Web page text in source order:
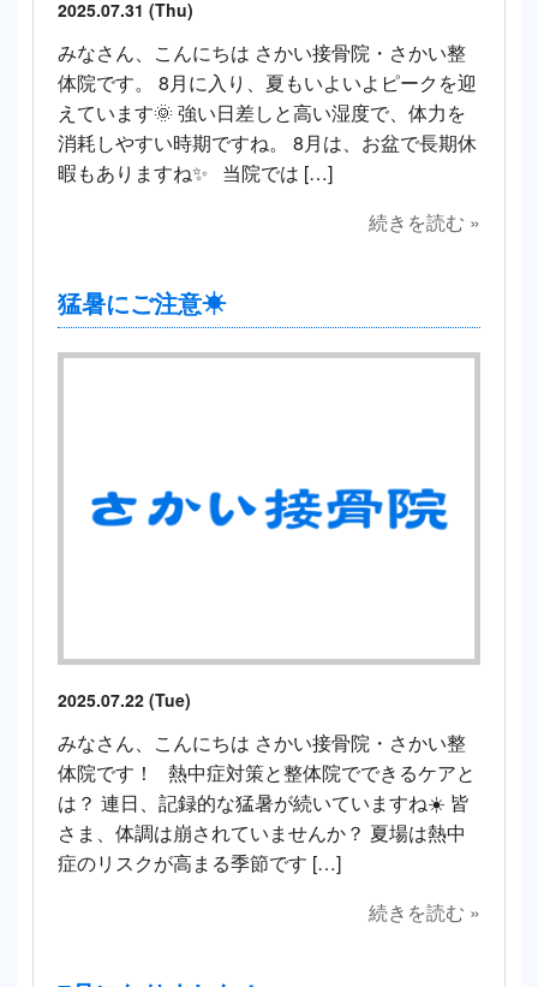
2025.07.31 (Thu)
みなさん、こんにちは さかい接骨院・さかい整
体院です。 8月に入り、夏もいよいよピークを迎
えています🌞 強い日差しと高い湿度で、体力を
消耗しやすい時期ですね。 8月は、お盆で長期休
暇もありますね✨ 当院では […]
続きを読む »
猛暑にご注意☀
2025.07.22 (Tue)
みなさん、こんにちは さかい接骨院・さかい整
体院です！ 熱中症対策と整体院でできるケアと
は？ 連日、記録的な猛暑が続いていますね☀️ 皆
さま、体調は崩されていませんか？ 夏場は熱中
症のリスクが高まる季節です […]
続きを読む »